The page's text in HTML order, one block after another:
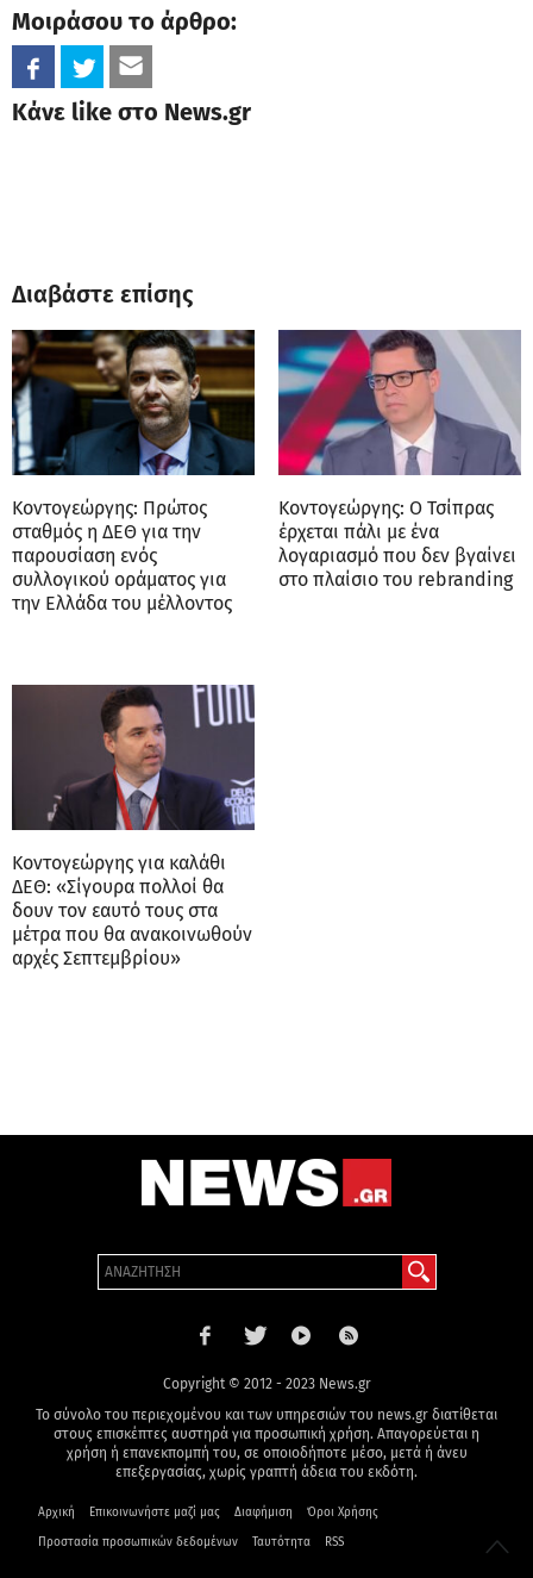
Μοιράσου το άρθρο:
Κάνε like στο News.gr
Διαβάστε επίσης
Κοντογεώργης: Πρώτος
σταθμός η ΔΕΘ για την
παρουσίαση ενός
συλλογικού οράματος για
την Ελλάδα του μέλλοντος
Κοντογεώργης: Ο Τσίπρας
έρχεται πάλι με ένα
λογαριασμό που δεν βγαίνει
στο πλαίσιο του rebranding
Κοντογεώργης για καλάθι
ΔΕΘ: «Σίγουρα πολλοί θα
δουν τον εαυτό τους στα
μέτρα που θα ανακοινωθούν
αρχές Σεπτεμβρίου»
Copyright © 2012 - 2023 News.gr
Το σύνολο του περιεχομένου και των υπηρεσιών του news.gr διατίθεται
στους επισκέπτες αυστηρά για προσωπική χρήση. Απαγορεύεται η
χρήση ή επανεκπομπή του, σε οποιοδήποτε μέσο, μετά ή άνευ
επεξεργασίας, χωρίς γραπτή άδεια του εκδότη.
Αρχική Επικοινωνήστε μαζί μας Διαφήμιση Όροι Χρήσης
Προστασία προσωπικών δεδομένων Ταυτότητα RSS